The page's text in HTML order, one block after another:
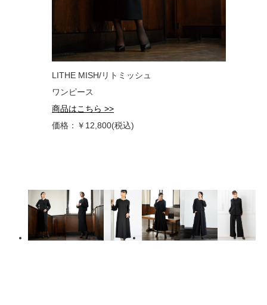
LITHE MISH/リトミッシュ
ワンピース
商品はこちら >>
価格：￥12,800(税込)